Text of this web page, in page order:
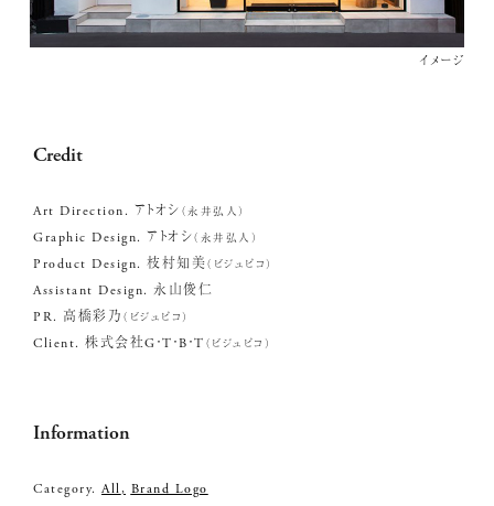
イメージ
Credit
Art Direction. アトオシ （永井弘人）
Graphic Design. アトオシ（永井弘人）
Product Design. 枝村知美（ビジュピコ）
Assistant Design. 永山俊仁
PR. 高橋彩乃 （ビジュピコ）
Client. 株式会社G・T・B・T （ビジュピコ）
Information
Category. All Brand Logo